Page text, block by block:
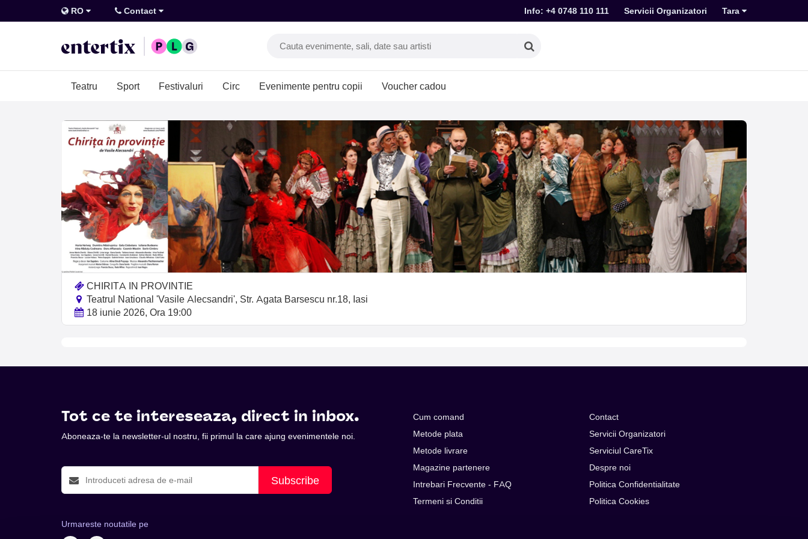
RO Contact Info: +4 0748 110 111 Servicii Organizatori Tara
Teatru Sport Festivaluri Circ Evenimente pentru copii Voucher cadou
CHIRITA IN PROVINTIE
Teatrul National 'Vasile Alecsandri', Str. Agata Barsescu nr.18, Iasi
18 iunie 2026, Ora 19:00
Tot ce te intereseaza, direct in inbox.
Aboneaza-te la newsletter-ul nostru, fii primul la care ajung evenimentele noi.
Subscribe
Urmareste noutatile pe
Cum comand
Metode plata
Metode livrare
Magazine partenere
Intrebari Frecvente - FAQ
Termeni si Conditii
Contact
Servicii Organizatori
Serviciul CareTix
Despre noi
Politica Confidentialitate
Politica Cookies